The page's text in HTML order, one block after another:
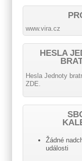
www.vira.cz
HESLA
Hesla Jednoty
ZDE.
Žádné
události